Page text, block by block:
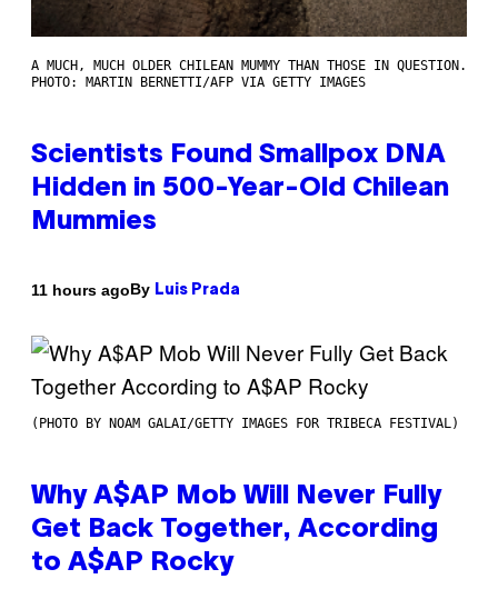
A MUCH, MUCH OLDER CHILEAN MUMMY THAN THOSE IN QUESTION.
PHOTO: MARTIN BERNETTI/AFP VIA GETTY IMAGES
Scientists Found Smallpox DNA
Hidden in 500-Year-Old Chilean
Mummies
11 hours agoBy Luis Prada
(PHOTO BY NOAM GALAI/GETTY IMAGES FOR TRIBECA FESTIVAL)
Why A$AP Mob Will Never Fully
Get Back Together, According
to A$AP Rocky